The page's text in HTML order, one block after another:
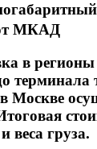
МКАД
в
терминала
Москве
веса груза.